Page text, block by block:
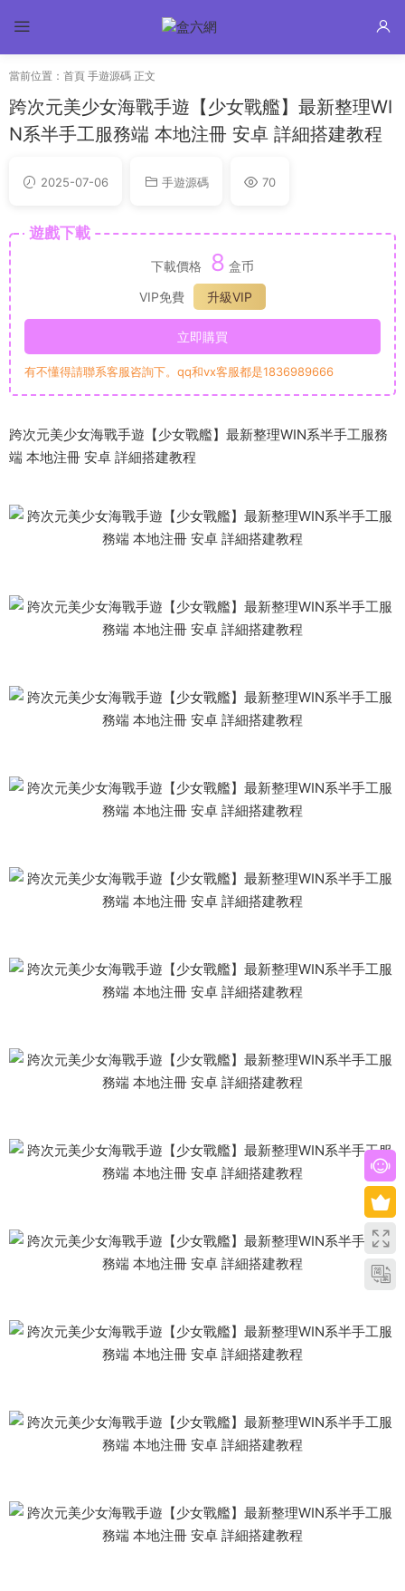
當前位置： 首頁 手遊源碼 正文
跨次元美少女海戰手遊【少女戰艦】最新整理WI
N系半手工服務端 本地注冊 安卓 詳細搭建教程
2025-07-06 手遊源碼 70
遊戲下載
下載價格 8 盒币
VIP免費
升級VIP
立即購買
有不懂得請聯系客服咨詢下。qq和vx客服都是1836989666
跨次元美少女海戰手遊【少女戰艦】最新整理WIN系半手工服務
端 本地注冊 安卓 詳細搭建教程